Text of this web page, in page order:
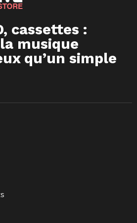
cassettes :
musique
qu’un simple